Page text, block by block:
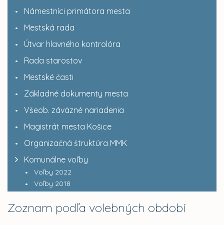
Námestníci primátora mesta
Mestská rada
Útvar hlavného kontrolóra
Rada starostov
Mestské časti
Základné dokumenty mesta
Všeob. záväzné nariadenia
Magistrát mesta Košice
Organizačná štruktúra MMK
Komunálne voľby
Voľby 2022
Voľby 2018
Zoznam podľa volebných období